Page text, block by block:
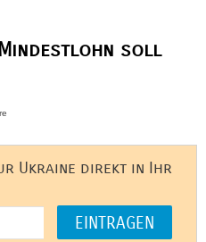
soll
Ukraine direkt in Ihr